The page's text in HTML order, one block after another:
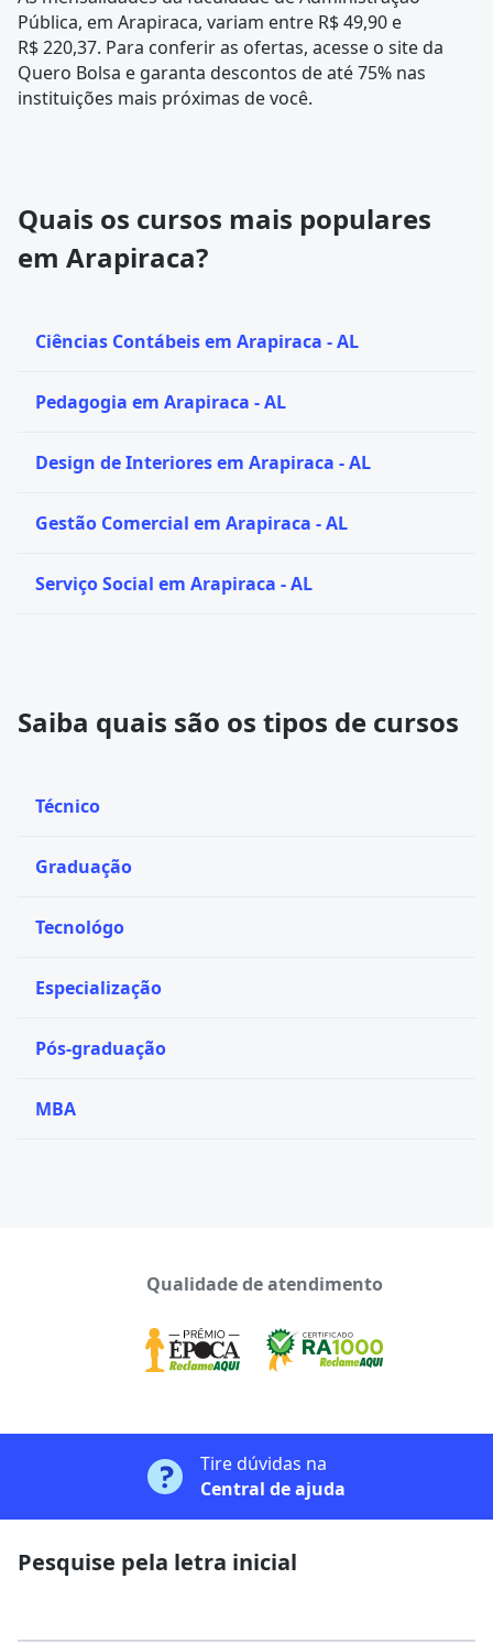
Pública, em Arapiraca, variam entre R$ 49,90 e
R$ 220,37. Para conferir as ofertas, acesse o site da
Quero Bolsa e garanta descontos de até 75% nas
instituições mais próximas de você.
Quais os cursos mais populares
em Arapiraca?
Ciências Contábeis em Arapiraca - AL
Pedagogia em Arapiraca - AL
Design de Interiores em Arapiraca - AL
Gestão Comercial em Arapiraca - AL
Serviço Social em Arapiraca - AL
Saiba quais são os tipos de cursos
Técnico
Graduação
Tecnológo
Especialização
Pós-graduação
MBA
Qualidade de atendimento
Tire dúvidas na
Central de ajuda
Pesquise pela letra inicial